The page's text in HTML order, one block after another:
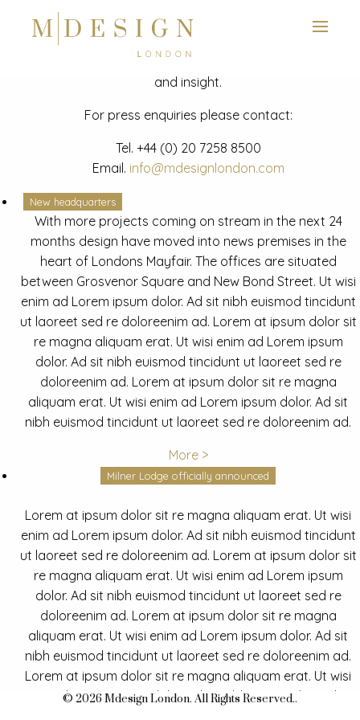
News
Latest mdesign development project and advisory news
and insight.
For press enquiries please contact:
Tel. +44 (0) 20 7258 8500
Email. info@mdesignlondon.com
New headquarters
With more projects coming on stream in the next 24
months design have moved into news premises in the
heart of Londons Mayfair. The offices are situated
between Grosvenor Square and New Bond Street. Ut wisi
enim ad Lorem ipsum dolor. Ad sit nibh euismod tincidunt
ut laoreet sed re doloreenim ad. Lorem at ipsum dolor sit
re magna aliquam erat. Ut wisi enim ad Lorem ipsum
dolor. Ad sit nibh euismod tincidunt ut laoreet sed re
doloreenim ad. Lorem at ipsum dolor sit re magna
aliquam erat. Ut wisi enim ad Lorem ipsum dolor. Ad sit
nibh euismod tincidunt ut laoreet sed re doloreenim ad.
More >
Milner Lodge officially announced
Lorem at ipsum dolor sit re magna aliquam erat. Ut wisi
enim ad Lorem ipsum dolor. Ad sit nibh euismod tincidunt
ut laoreet sed re doloreenim ad. Lorem at ipsum dolor sit
re magna aliquam erat. Ut wisi enim ad Lorem ipsum
dolor. Ad sit nibh euismod tincidunt ut laoreet sed re
doloreenim ad. Lorem at ipsum dolor sit re magna
aliquam erat. Ut wisi enim ad Lorem ipsum dolor. Ad sit
nibh euismod tincidunt ut laoreet sed re doloreenim ad.
Lorem at ipsum dolor sit re magna aliquam erat. Ut wisi
enim ad Lorem ipsum dolor. Ad sit nibh euismod tincidunt
© 2026 Mdesign London. All Rights Reserved..